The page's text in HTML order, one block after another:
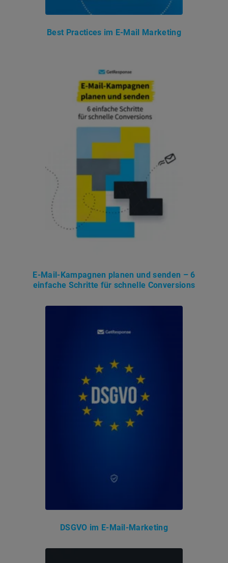
Best Practices im E-Mail Marketing
E-Mail-Kampagnen planen und senden – 6
einfache Schritte für schnelle Conversions
DSGVO im E-Mail-Marketing